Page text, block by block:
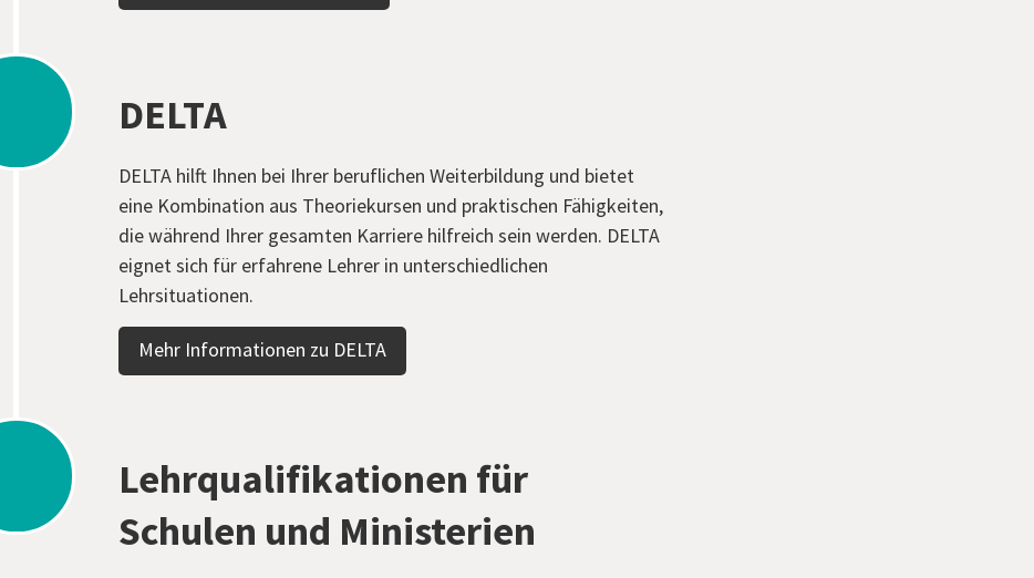
DELTA
DELTA hilft Ihnen bei Ihrer beruflichen Weiterbildung und bietet
eine Kombination aus Theoriekursen und praktischen Fähigkeiten,
die während Ihrer gesamten Karriere hilfreich sein werden. DELTA
eignet sich für erfahrene Lehrer in unterschiedlichen
Lehrsituationen.
Mehr Informationen zu DELTA
Lehrqualifikationen für
Schulen und Ministerien